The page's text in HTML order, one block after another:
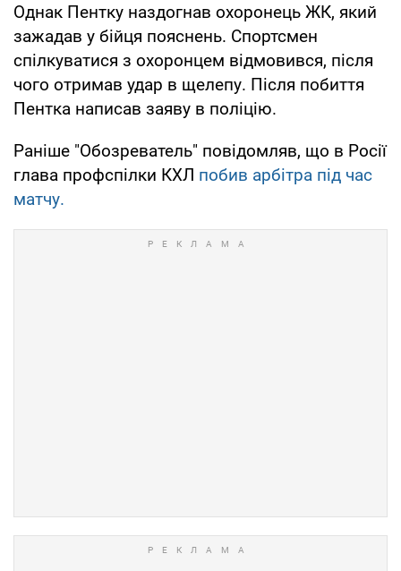
Однак Пентку наздогнав охоронець ЖК, який
зажадав у бійця пояснень. Спортсмен
спілкуватися з охоронцем відмовився, після
чого отримав удар в щелепу. Після побиття
Пентка написав заяву в поліцію.
Раніше "Обозреватель" повідомляв, що в Росії
глава профспілки КХЛ побив арбітра під час
матчу.